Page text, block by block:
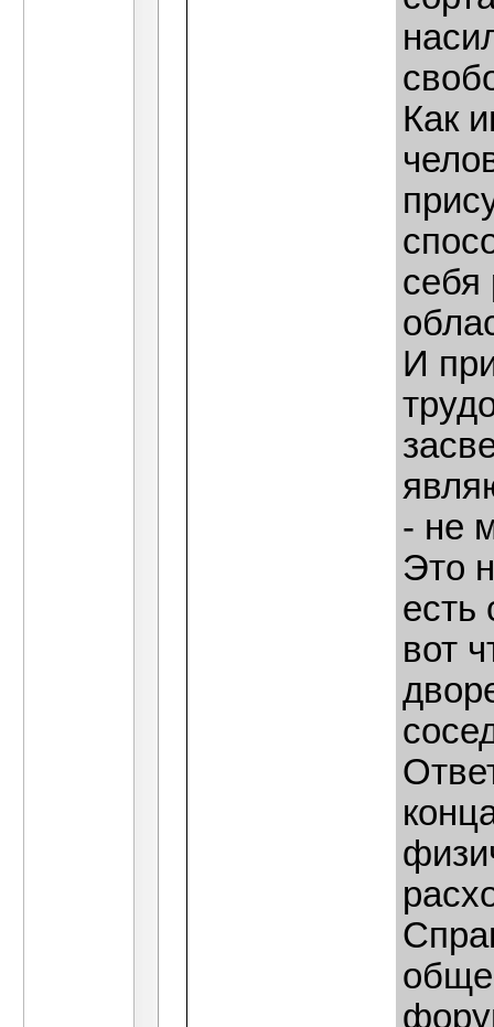
Как
себя
И
- не
Это
есть
вот